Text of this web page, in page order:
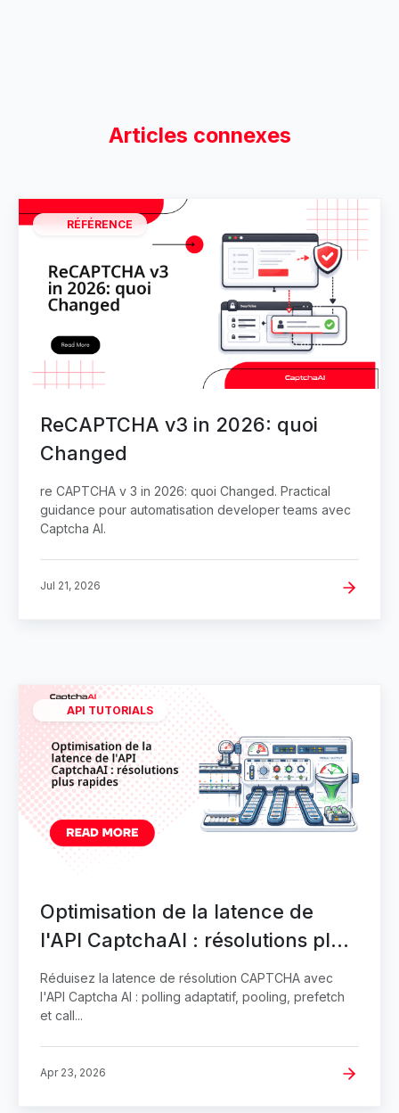
Articles connexes
RÉFÉRENCE
ReCAPTCHA v3 in 2026: quoi
Changed
re CAPTCHA v 3 in 2026: quoi Changed. Practical
guidance pour automatisation developer teams avec
Captcha AI.
Jul 21, 2026
API TUTORIALS
Optimisation de la latence de
l'API CaptchaAI : résolutions plus
rapides
Réduisez la latence de résolution CAPTCHA avec
l'API Captcha AI : polling adaptatif, pooling, prefetch
et call...
Apr 23, 2026